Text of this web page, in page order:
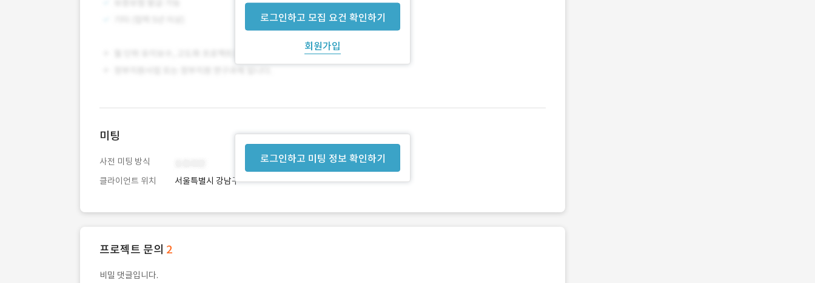
로그인하고 모집 요건 확인하기
회원가입
로그인하고 미팅 정보 확인하기
미팅
사전 미팅 방식
클라이언트 위치
서울특별시 강남구
프로젝트 문의 2
비밀 댓글입니다.